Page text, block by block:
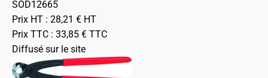
SOD12665
Prix HT : 28,21 € HT
Prix TTC : 33,85 € TTC
Diffusé sur le site